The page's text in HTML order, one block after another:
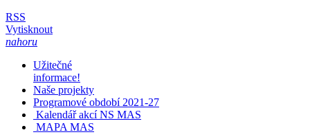
RSS
Vytisknout
nahoru
Užitečné
informace!
Naše projekty
Programové období 2021-27
Kalendář akcí NS MAS
MAPA MAS